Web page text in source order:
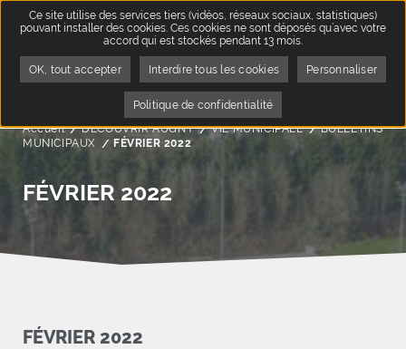
Accueil DÉCOUVRIR AUGNY VIE MUNICIPALE
BULLETINS
MUNICIPAUX
Page active :
FÉVRIER 2022
FÉVRIER 2022
FÉVRIER 2022
Ce site utilise des services tiers (vidéos, réseaux sociaux, statistiques)
pouvant installer des cookies. Ces cookies ne sont déposés qu’avec votre
accord qui est stockés pendant 13 mois.
OK, tout accepter Interdire tous les cookies Personnaliser
Politique de confidentialité